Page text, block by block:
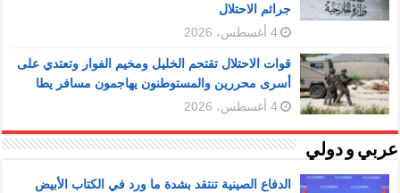
جرائم الاحتلال
4 أغسطس، 2026
قوات الاحتلال تقتحم الخليل ومخيم الفوار وتعتدي على
أسرى محررين والمستوطنون يهاجمون مسافر يطا
4 أغسطس، 2026
عربي و دولي
الدفاع الصينية تنتقد بشدة ما ورد في الكتاب الأبيض